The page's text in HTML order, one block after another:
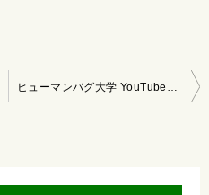
ヒューマンバグ大学 YouTubeマンガ 2022/11/13～11/19